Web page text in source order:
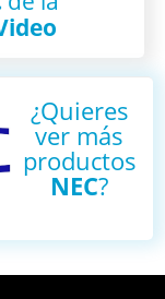
¿Quieres
ver más
productos
NEC?